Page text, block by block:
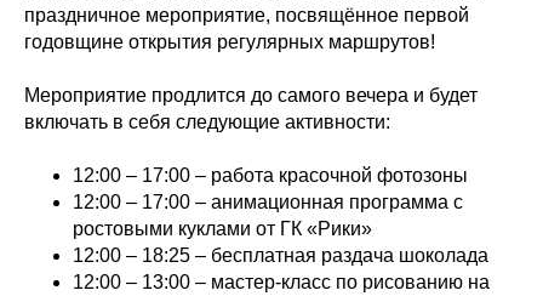
праздничное мероприятие, посвящённое первой
годовщине открытия регулярных маршрутов!
Мероприятие продлится до самого вечера и будет
включать в себя следующие активности:
12:00 – 17:00 – работа красочной фотозоны
12:00 – 17:00 – анимационная программа с
ростовыми куклами от ГК «Рики»
12:00 – 18:25 – бесплатная раздача шоколада
12:00 – 13:00 – мастер-класс по рисованию на